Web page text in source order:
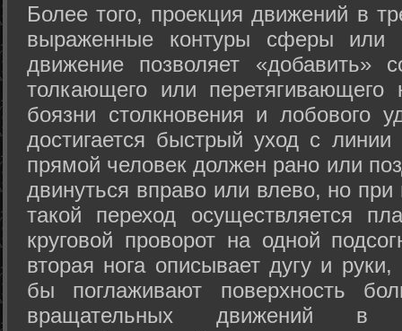
Более того, проекция движений в
выраженные контуры сферы или
движение позволяет «добавить»
толкающего или перетягивающего
боязни столкновения и лобового
достигается быстрый уход с
прямой человек должен рано или
двинуться вправо или влево, но
такой переход осуществляется
круговой проворот на одной
вторая нога описывает дугу и
бы поглаживают поверхность
вращательных движений в